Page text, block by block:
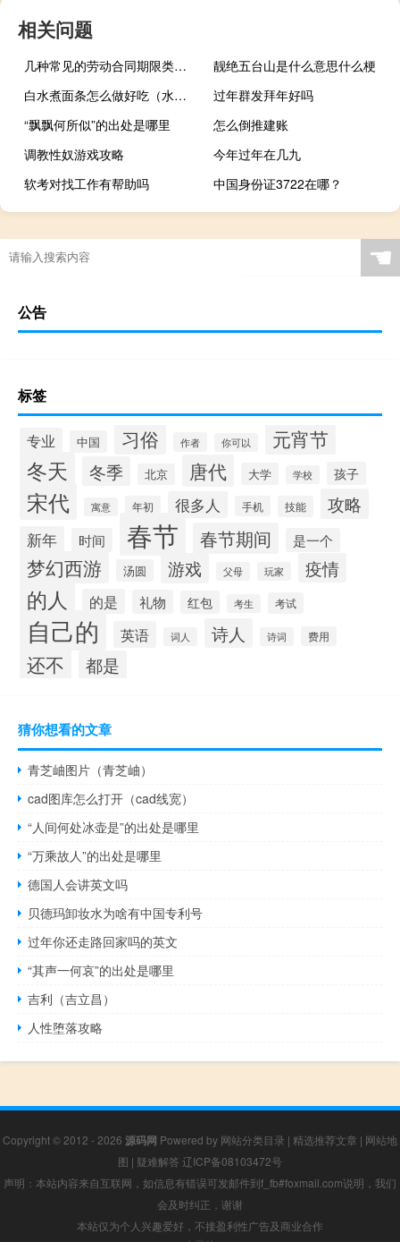
相关问题
几种常见的劳动合同期限类型有（几种常见的劳动合同期限类型）
靓绝五台山是什么意思什么梗
白水煮面条怎么做好吃（水煮面条怎么做好吃）
过年群发拜年好吗
“飘飘何所似”的出处是哪里
怎么倒推建账
调教性奴游戏攻略
今年过年在几九
软考对找工作有帮助吗
中国身份证3722在哪？
☚
公告
标签
专业 中国 习俗 作者 你可以 元宵节
冬天 冬季 北京 唐代 大学 学校 孩子
宋代 寓意 年初 很多人 手机 技能 攻略
新年 时间 春节 春节期间 是一个
梦幻西游 汤圆 游戏 父母 玩家 疫情
的人 的是 礼物 红包 考生 考试
自己的 英语 词人 诗人 诗词 费用
还不 都是
猜你想看的文章
青芝岫图片（青芝岫）
cad图库怎么打开（cad线宽）
“人间何处冰壶是”的出处是哪里
“万乘故人”的出处是哪里
德国人会讲英文吗
贝德玛卸妆水为啥有中国专利号
过年你还走路回家吗的英文
“其声一何哀”的出处是哪里
吉利（吉立昌）
人性堕落攻略
Copyright © 2012 - 2026 源码网 Powered by 网站分类目录 | 精选推荐文章 | 网站地
图 | 疑难解答 辽ICP备08103472号
声明：本站内容来自互联网，如信息有错误可发邮件到f_fb#foxmail.com说明，我们
会及时纠正，谢谢
本站仅为个人兴趣爱好，不接盈利性广告及商业合作